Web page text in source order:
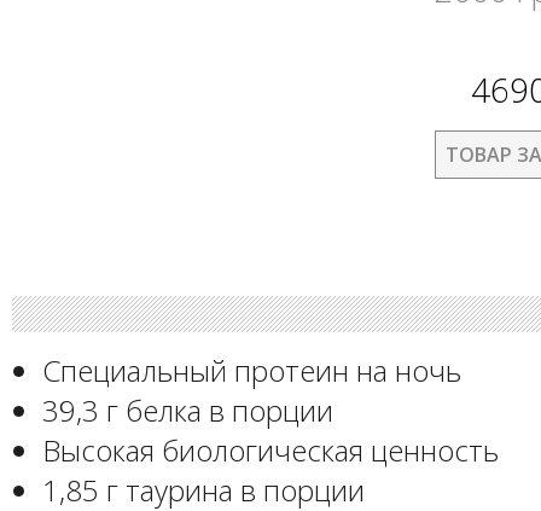
ТОВАР
Специальный протеин на ночь
39,3 г белка в порции
Высокая биологическая ценность
1,85 г таурина в порции